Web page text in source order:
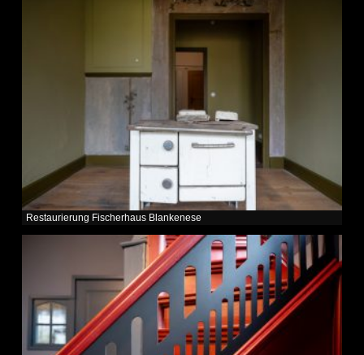
Restaurierung Fischerhaus Blankenese